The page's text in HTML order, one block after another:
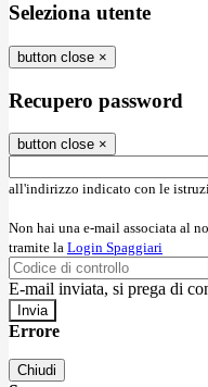
Seleziona utente
button close ×
Recupero password
button close ×
all'indirizzo indicato con le
Non hai una e-mail associata al
tramite la Login Spaggiari
E-mail inviata, si prega di
Errore
Chiudi